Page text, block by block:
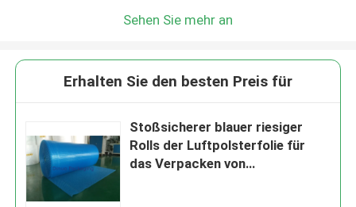
Sehen Sie mehr an
Erhalten Sie den besten Preis für
Stoßsicherer blauer riesiger
Rolls der Luftpolsterfolie für
das Verpacken von